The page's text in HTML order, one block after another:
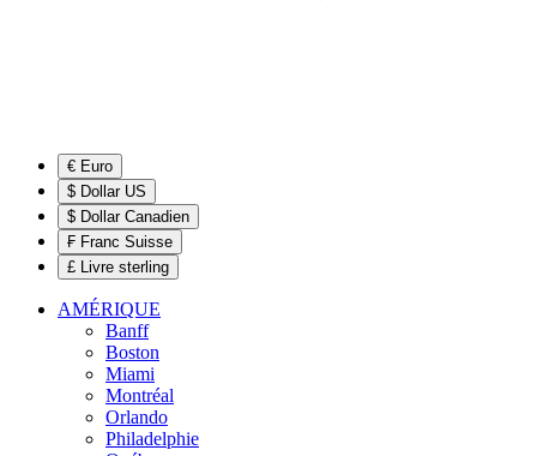
€ Euro
$ Dollar US
$ Dollar Canadien
₣ Franc Suisse
£ Livre sterling
AMÉRIQUE
Banff
Boston
Miami
Montréal
Orlando
Philadelphie